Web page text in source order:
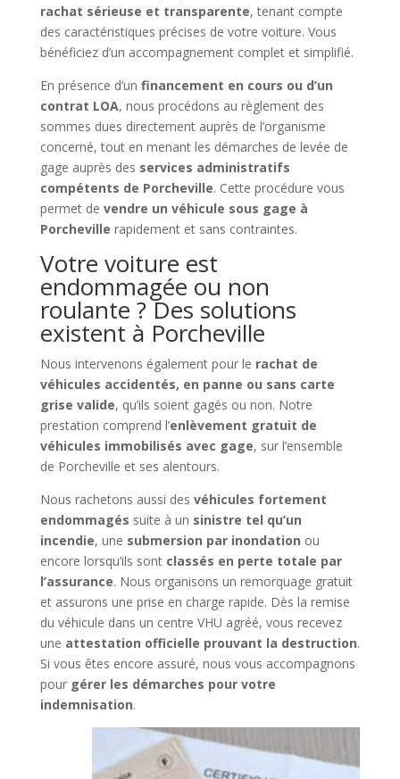
rachat sérieuse et transparente, tenant compte
des caractéristiques précises de votre voiture. Vous
bénéficiez d’un accompagnement complet et simplifié.
En présence d’un financement en cours ou d’un
contrat LOA, nous procédons au règlement des
sommes dues directement auprès de l’organisme
concerné, tout en menant les démarches de levée de
gage auprès des services administratifs
compétents de Porcheville. Cette procédure vous
permet de vendre un véhicule sous gage à
Porcheville rapidement et sans contraintes.
Votre voiture est
endommagée ou non
roulante ? Des solutions
existent à Porcheville
Nous intervenons également pour le rachat de
véhicules accidentés, en panne ou sans carte
grise valide, qu’ils soient gagés ou non. Notre
prestation comprend l’enlèvement gratuit de
véhicules immobilisés avec gage, sur l’ensemble
de Porcheville et ses alentours.
Nous rachetons aussi des véhicules fortement
endommagés suite à un sinistre tel qu’un
incendie, une submersion par inondation ou
encore lorsqu’ils sont classés en perte totale par
l’assurance. Nous organisons un remorquage gratuit
et assurons une prise en charge rapide. Dès la remise
du véhicule dans un centre VHU agréé, vous recevez
une attestation officielle prouvant la destruction.
Si vous êtes encore assuré, nous vous accompagnons
pour gérer les démarches pour votre
indemnisation.